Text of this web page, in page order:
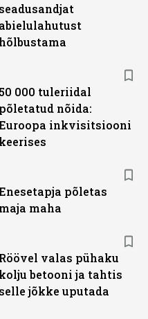
seadusandjat
abielulahutust
hõlbustama
50 000 tuleriidal
põletatud nõida:
inkvisitsiooni
keerises
põletas
maja maha
Röövel valas pühaku
kolju betooni ja tahtis
selle jõkke uputada